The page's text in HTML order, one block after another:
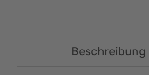
Beschreibung